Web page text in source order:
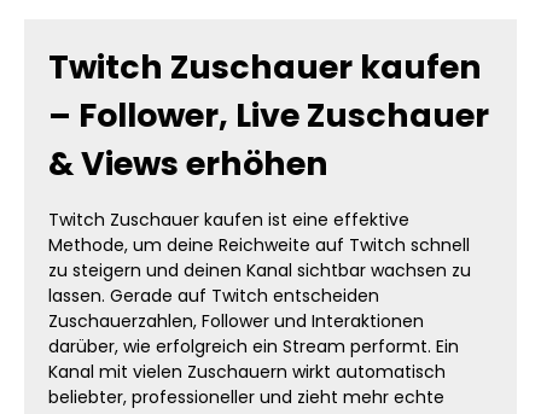
Twitch Zuschauer kaufen
– Follower, Live Zuschauer
& Views erhöhen
Twitch Zuschauer kaufen ist eine effektive
Methode, um deine Reichweite auf Twitch schnell
zu steigern und deinen Kanal sichtbar wachsen zu
lassen. Gerade auf Twitch entscheiden
Zuschauerzahlen, Follower und Interaktionen
darüber, wie erfolgreich ein Stream performt. Ein
Kanal mit vielen Zuschauern wirkt automatisch
beliebter, professioneller und zieht mehr echte